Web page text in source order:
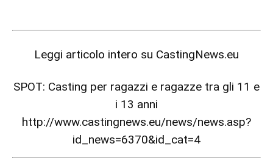
Leggi articolo intero su CastingNews.eu
SPOT: Casting per ragazzi e ragazze tra gli 11 e
i 13 anni
http://www.castingnews.eu/news/news.asp?
id_news=6370&id_cat=4